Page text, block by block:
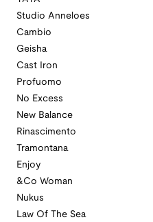
Studio Anneloes
Cambio
Geisha
Cast Iron
Profuomo
No Excess
New Balance
Rinascimento
Tramontana
Enjoy
&Co Woman
Nukus
Law Of The Sea